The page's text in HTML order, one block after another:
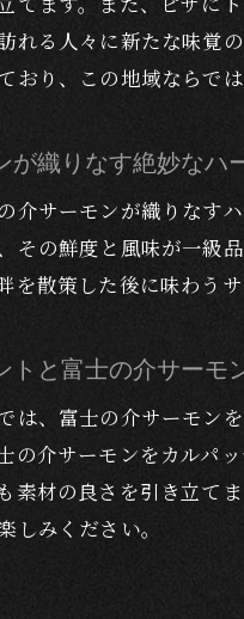
富士の
シェフ
地元でしか
地元限
富士
旅行
地元
河口湖駅
れる人々に新たな味覚
おり、この地域ならで
が織りなす絶妙なハ
介サーモンが織りなす
その鮮度と風味が一級
を散策した後に味わう
トと富士の介サーモ
は、富士の介サーモン
の介サーモンをカルパ
素材の良さを引き立て
しみください。